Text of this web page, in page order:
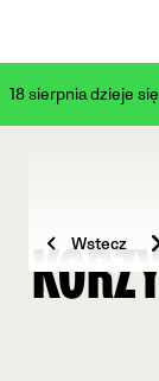
18 sierpnia dzieje
Wstecz